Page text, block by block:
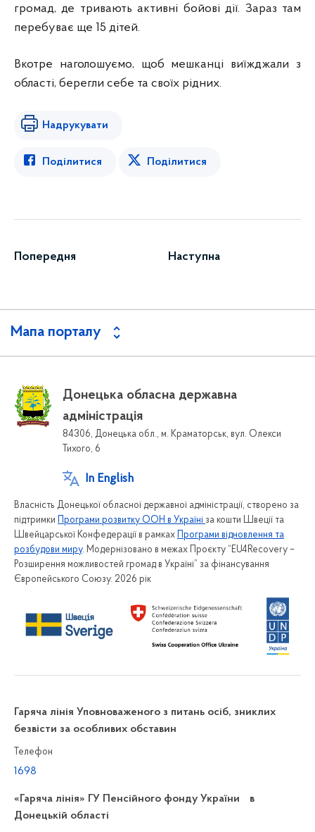
громад, де тривають активні бойові дії. Зараз там
перебуває ще 15 дітей.
Вкотре наголошуємо, щоб мешканці виїжджали з
області, берегли себе та своїх рідних.
Надрукувати
Поділитися Поділитися
Попередня Наступна
Мапа порталу
Донецька обласна державна
адміністрація
84306, Донецька обл., м. Краматорськ, вул. Олекси
Тихого, 6
In English
Власність Донецької обласної державної адміністрації, створено за
підтримки
Програми розвитку ООН в Україні за кошти Швеції та
Швейцарської Конфедерації в рамках
Програми відновлення та
розбудови миру. Модернізовано в межах Проєкту “EU4Recovery –
Розширення можливостей громад в Україні” за фінансування
Європейського Союзу. 2026 рік
Гаряча лінія Уповноваженого з питань осіб, зниклих
безвісти за особливих обставин
Телефон
1698
«Гаряча лінія» ГУ Пенсійного фонду України в
Донецькій області